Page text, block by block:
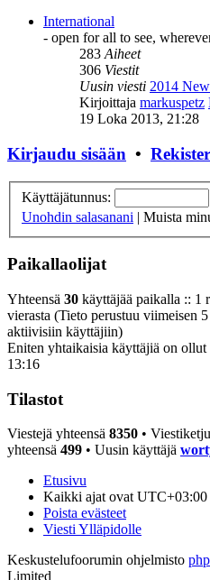
International
- open for all to see,
283Aiheet
306 Viestit
Uusin viesti 2014
Kirjoittaja markuspetz
19 Loka 2013, 21:28
Kirjaudu sisään •
Käyttäjätunnus:
Unohdin salasanani | Muista
Paikallaolijat
Yhteensä 30 käyttäjää paikalla :: 1
vierasta (Tieto perustuu viimeisen
aktiivisiin käyttäjiin)
Eniten yhtaikaisia käyttäjiä on ollut
13:16
Tilastot
Viestejä yhteensä 8350 •
yhteensä 499 • Uusin käyttäjä
Etusivu
Kaikki ajat ovat UTC+03:00
Poista evästeet
Viesti Ylläpidolle
Keskustelufoorumin ohjelmisto
Limited